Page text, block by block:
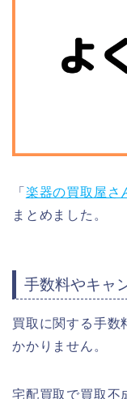
「 楽器の買取屋さ
まとめました。
手数料やキャ
買取に関する手数
かかりません。
宅配買取で買取不